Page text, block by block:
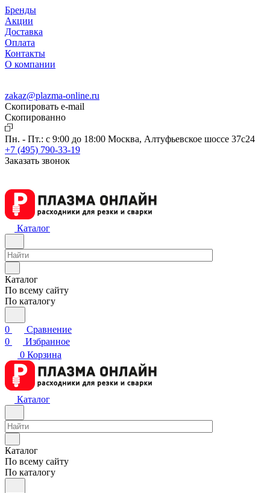
Бренды
Акции
Доставка
Оплата
Контакты
О компании
zakaz@plazma-online.ru
Скопировать e-mail
Cкопированно
Пн. - Пт.: с 9:00 до 18:00 Москва, Алтуфьевское шоссе 37с24
+7 (495) 790-33-19
Заказать звонок
Каталог
Каталог
По всему сайту
По каталогу
0
Сравнение
0
Избранное
0 Корзина
Каталог
Каталог
По всему сайту
По каталогу